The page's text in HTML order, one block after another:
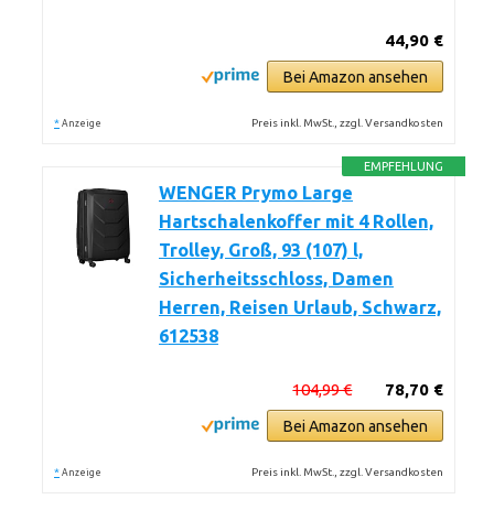
44,90 €
Bei Amazon ansehen
* Anzeige Preis inkl. MwSt., zzgl. Versandkosten
EMPFEHLUNG
WENGER Prymo Large
Hartschalenkoffer mit 4 Rollen,
Trolley, Groß, 93 (107) l,
Sicherheitsschloss, Damen
Herren, Reisen Urlaub, Schwarz,
612538
78,70 €
104,99 €
Bei Amazon ansehen
* Anzeige Preis inkl. MwSt., zzgl. Versandkosten